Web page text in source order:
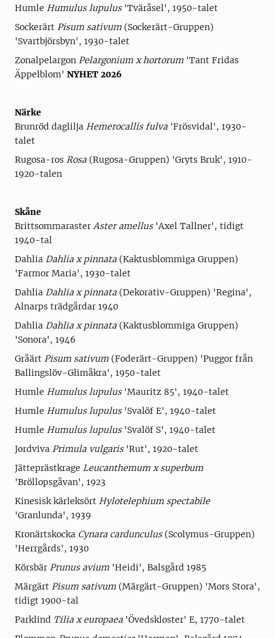
Humle Humulus lupulus'Tväråsel', 1950-talet
Sockerärt Pisum sativum (Sockerärt-Gruppen)
'Svartbjörsbyn', 1930-talet
Zonalpelargon Pelargonium x hortorum 'Tant Fridas
Äppelblom' NYHET 2026
Närke
Brunröd daglilja Hemerocallis fulva 'Frösvidal', 1930-
talet
Rugosa-ros Rosa (Rugosa-Gruppen) 'Gryts Bruk', 1910-
1920-talen
Skåne
Brittsommaraster Aster amellus'Axel Tallner', tidigt
1940-tal
Dahlia Dahlia x pinnata (Kaktusblommiga Gruppen)
'Farmor Maria', 1930-talet
Dahlia Dahlia x pinnata (Dekorativ-Gruppen) 'Regina',
Alnarps trädgårdar 1940
Dahlia Dahlia x pinnata (Kaktusblommiga Gruppen)
'Sonora', 1946
Gråärt Pisum sativum (Foderärt-Gruppen) 'Puggor från
Ballingslöv-Glimåkra', 1950-talet
Humle Humulus lupulus'Mauritz 85', 1940-talet
Humle Humulus lupulus'Svalöf E', 1940-talet
Humle Humulus lupulus'Svalöf S', 1940-talet
Jordviva Primula vulgaris'Rut', 1920-talet
Jätteprästkrage Leucanthemum x superbum
'Bröllopsgåvan', 1923
Kinesisk kärleksört Hylotelephium spectabile
'Granlunda', 1939
Kronärtskocka Cynara cardunculus(Scolymus-Gruppen)
'Herrgårds', 1930
Körsbär Prunus avium 'Heidi', Balsgård 1985
Märgärt Pisum sativum (Märgärt-Gruppen) 'Mors Stora',
tidigt 1900-tal
Parklind Tilia x europaea 'Övedskloster' E, 1770-talet